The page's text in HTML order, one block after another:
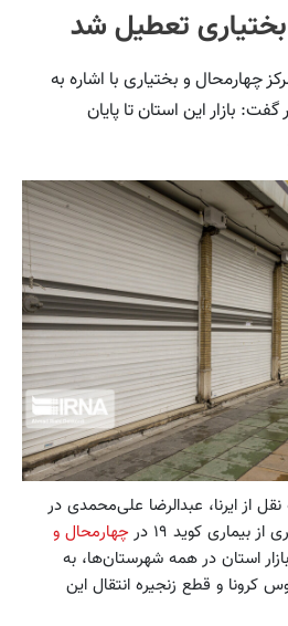
بختیاری تعطیل شد
چهارمحال و بختیاری با اشاره به
بازار این استان تا پایان
از ایرنا، عبدالرضا علی‌محمدی در
بیماری کوید ۱۹ در
چهارمحال و
استان در همه شهرستان‌ها، به
کرونا و قطع زنجیره انتقال این